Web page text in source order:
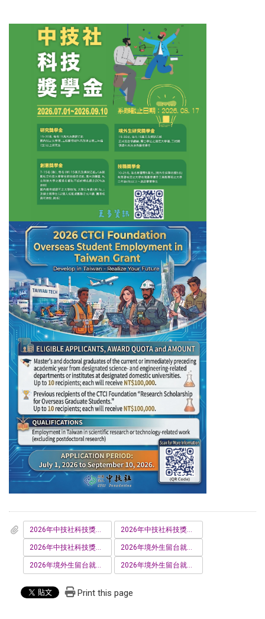
2026年中技社科技獎學金-申請細則-研究獎學金_創意獎學金.pdf 2026年中技社科技獎學金-申請細則-境外生研究奬學金.pdf
2026年中技社科技獎學金-申請須知.pdf 2026年境外生留台就業獎助金申請書-系-所-推薦.docx
2026年境外生留台就業獎助金申請須知-中文版.pdf 2026年境外生留台就業獎助金申請須知-英文版.pdf
Print this page